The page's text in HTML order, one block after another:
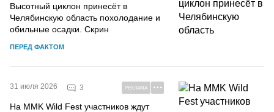
Высотный циклон принесёт в
Челябинскую область похолодание и
обильные осадки. Скрин
ПЕРЕД ФАКТОМ
31 июля 2026 3 РЕКЛАМА
На MMK Wild Fest участников ждут